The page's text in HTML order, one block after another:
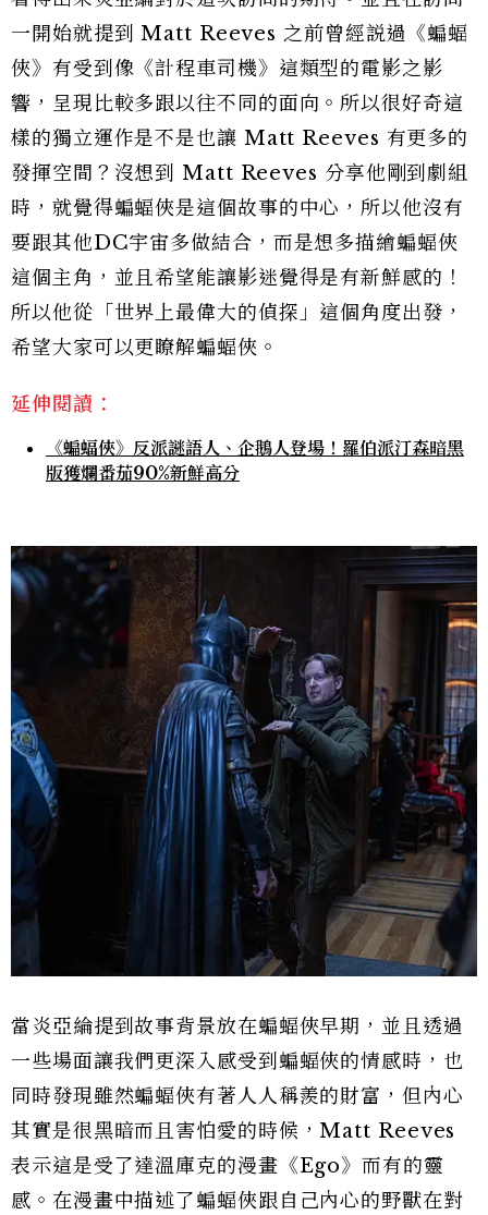
一開始就提到 Matt Reeves 之前曾經説過《蝙蝠
俠》有受到像《計程車司機》這類型的電影之影
響，呈現比較多跟以往不同的面向。所以很好奇這
樣的獨立運作是不是也讓 Matt Reeves 有更多的
發揮空間？沒想到 Matt Reeves 分享他剛到劇組
時，就覺得蝙蝠俠是這個故事的中心，所以他沒有
要跟其他DC宇宙多做結合，而是想多描繪蝙蝠俠
這個主角，並且希望能讓影迷覺得是有新鮮感的！
所以他從「世界上最偉大的偵探」這個角度出發，
希望大家可以更瞭解蝙蝠俠。
延伸閱讀：
《蝙蝠俠》反派謎語人、企鵝人登場！羅伯派汀森暗黑
版獲爛番茄90%新鮮高分
當炎亞綸提到故事背景放在蝙蝠俠早期，並且透過
一些場面讓我們更深入感受到蝙蝠俠的情感時，也
同時發現雖然蝙蝠俠有著人人稱羨的財富，但內心
其實是很黑暗而且害怕愛的時候，Matt Reeves
表示這是受了達溫庫克的漫畫《Ego》而有的靈
感。在漫畫中描述了蝙蝠俠跟自己內心的野獸在對